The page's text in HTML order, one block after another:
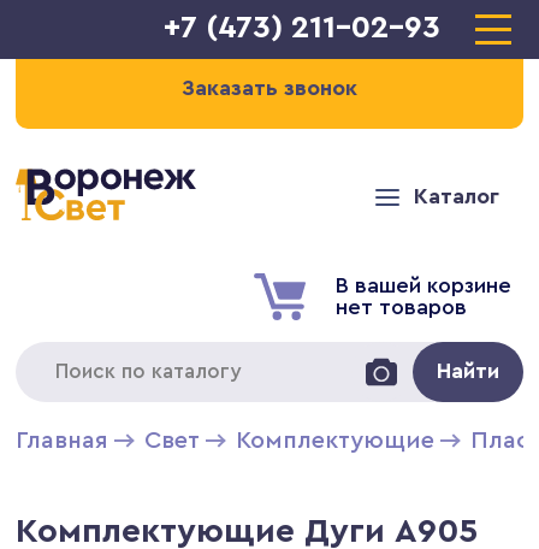
+7 (473) 211-02-93
Заказать звонок
Каталог
В вашей корзине
нет товаров
Найти
Главная Свет Комплектующие
Комплектующие Дуги А905